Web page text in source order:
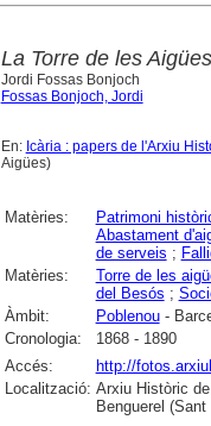
La Torre de les
Jordi Fossas Bonjoch
Fossas Bonjoch, Jordi
En: Icària : papers de l'Arxiu
Aigües)
Matèries: Patrimoni
Abastament
de serveis ;
Matèries:
Torre de les
del Besós ;
Àmbit:
Poblenou-
Cronologia:
1868 - 1890
Accés:
http://
Localització: Arxiu Històric
Benguerel